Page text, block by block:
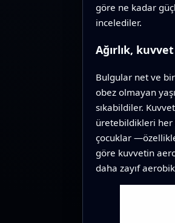
göre ne kadar
incelediler.
Ağırlık,
Bulgular net ve
obez olmayan
sıkabildiler.
üretebildikleri her
çocuklar
göre kuvvetin
daha zayıf